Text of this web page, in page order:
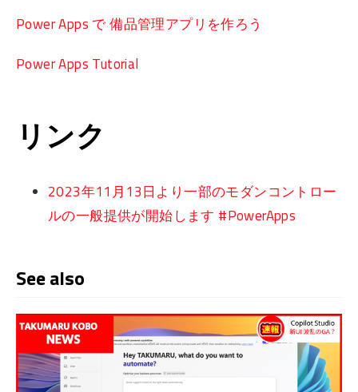
Power Apps で 備品管理アプリを作ろう
Power Apps Tutorial
リンク
2023年11月13日より一部のモダンコントロー
ルの一般提供が開始します #PowerApps
See also